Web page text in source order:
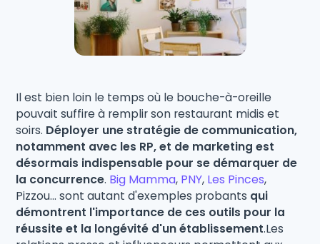
Il est bien loin le temps où le bouche-à-oreille
pouvait suffire à remplir son restaurant midis et
soirs. Déployer une stratégie de communication,
notamment avec les RP, et de marketing est
désormais indispensable pour se démarquer de
la concurrence. Big Mamma, PNY, Les Pinces,
Pizzou... sont autant d'exemples probants qui
démontrent l'importance de ces outils pour la
réussite et la longévité d'un établissement.Les